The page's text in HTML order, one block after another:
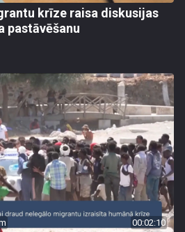
krīze raisa diskusijas
pastāvēšanu
00:02:10